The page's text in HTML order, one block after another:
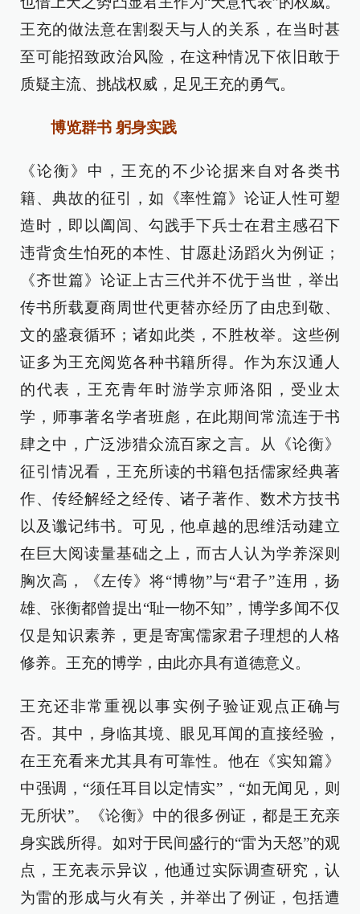
王充的做法意在割裂天与人的关系，在当时甚
至可能招致政治风险，在这种情况下依旧敢于
质疑主流、挑战权威，足见王充的勇气。
博览群书 躬身实践
《论衡》中，王充的不少论据来自对各类书
籍、典故的征引，如《率性篇》论证人性可塑
造时，即以阖闾、勾践手下兵士在君主感召下
违背贪生怕死的本性、甘愿赴汤蹈火为例证；
《齐世篇》论证上古三代并不优于当世，举出
传书所载夏商周世代更替亦经历了由忠到敬、
文的盛衰循环；诸如此类，不胜枚举。这些例
证多为王充阅览各种书籍所得。作为东汉通人
的代表，王充青年时游学京师洛阳，受业太
学，师事著名学者班彪，在此期间常流连于书
肆之中，广泛涉猎众流百家之言。从《论衡》
征引情况看，王充所读的书籍包括儒家经典著
作、传经解经之经传、诸子著作、数术方技书
以及谶记纬书。可见，他卓越的思维活动建立
在巨大阅读量基础之上，而古人认为学养深则
胸次高，《左传》将“博物”与“君子”连用，扬
雄、张衡都曾提出“耻一物不知”，博学多闻不仅
仅是知识素养，更是寄寓儒家君子理想的人格
修养。王充的博学，由此亦具有道德意义。
王充还非常重视以事实例子验证观点正确与
否。其中，身临其境、眼见耳闻的直接经验，
在王充看来尤其具有可靠性。他在《实知篇》
中强调，“须任耳目以定情实”，“如无闻见，则
无所状”。《论衡》中的很多例证，都是王充亲
身实践所得。如对于民间盛行的“雷为天怒”的观
点，王充表示异议，他通过实际调查研究，认
为雷的形成与火有关，并举出了例证，包括遭